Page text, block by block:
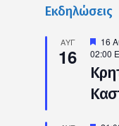
Εκδηλώσεις
ΑΥΓ
16
16
02:00